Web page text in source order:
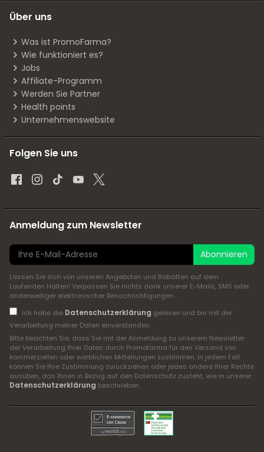
Über uns
Was ist PromoFarma?
Wie funktioniert es?
Jobs
Affiliate-Programm
Werden Sie Partner
Health points
Unternehmenswebsite
Folgen Sie uns
Anmeldung zum Newsletter
Abonnieren
Lassen Sie sich von unseren Angeboten und Rabatten auf dem
Laufenden Halten! Verpassen Sie nichts dank unserer E-Mails, SMS oder
anderweitiger elektronischer Benachrichtigungen.
Ich habe die Datenschutzerklärung gelesen und bin mit der
Verarbeitung meiner Daten einverstanden
Bitte beachten Sie, dass Sie mit der Anmeldung zu unserem Newsletter
der Verarbeitung Ihrer Daten durch Promofarma für den Versand von
kommerziellen oder werblichen Mitteilungen zustimmen. In jedem Fall
können Sie Ihre Zustimmung zurückziehen oder jedes andere Ihrer Rechte
ausüben, das Ihnen in Bezug auf den Datenschutz zusteht, wie in unserer
Datenschutzerklärung beschrieben.